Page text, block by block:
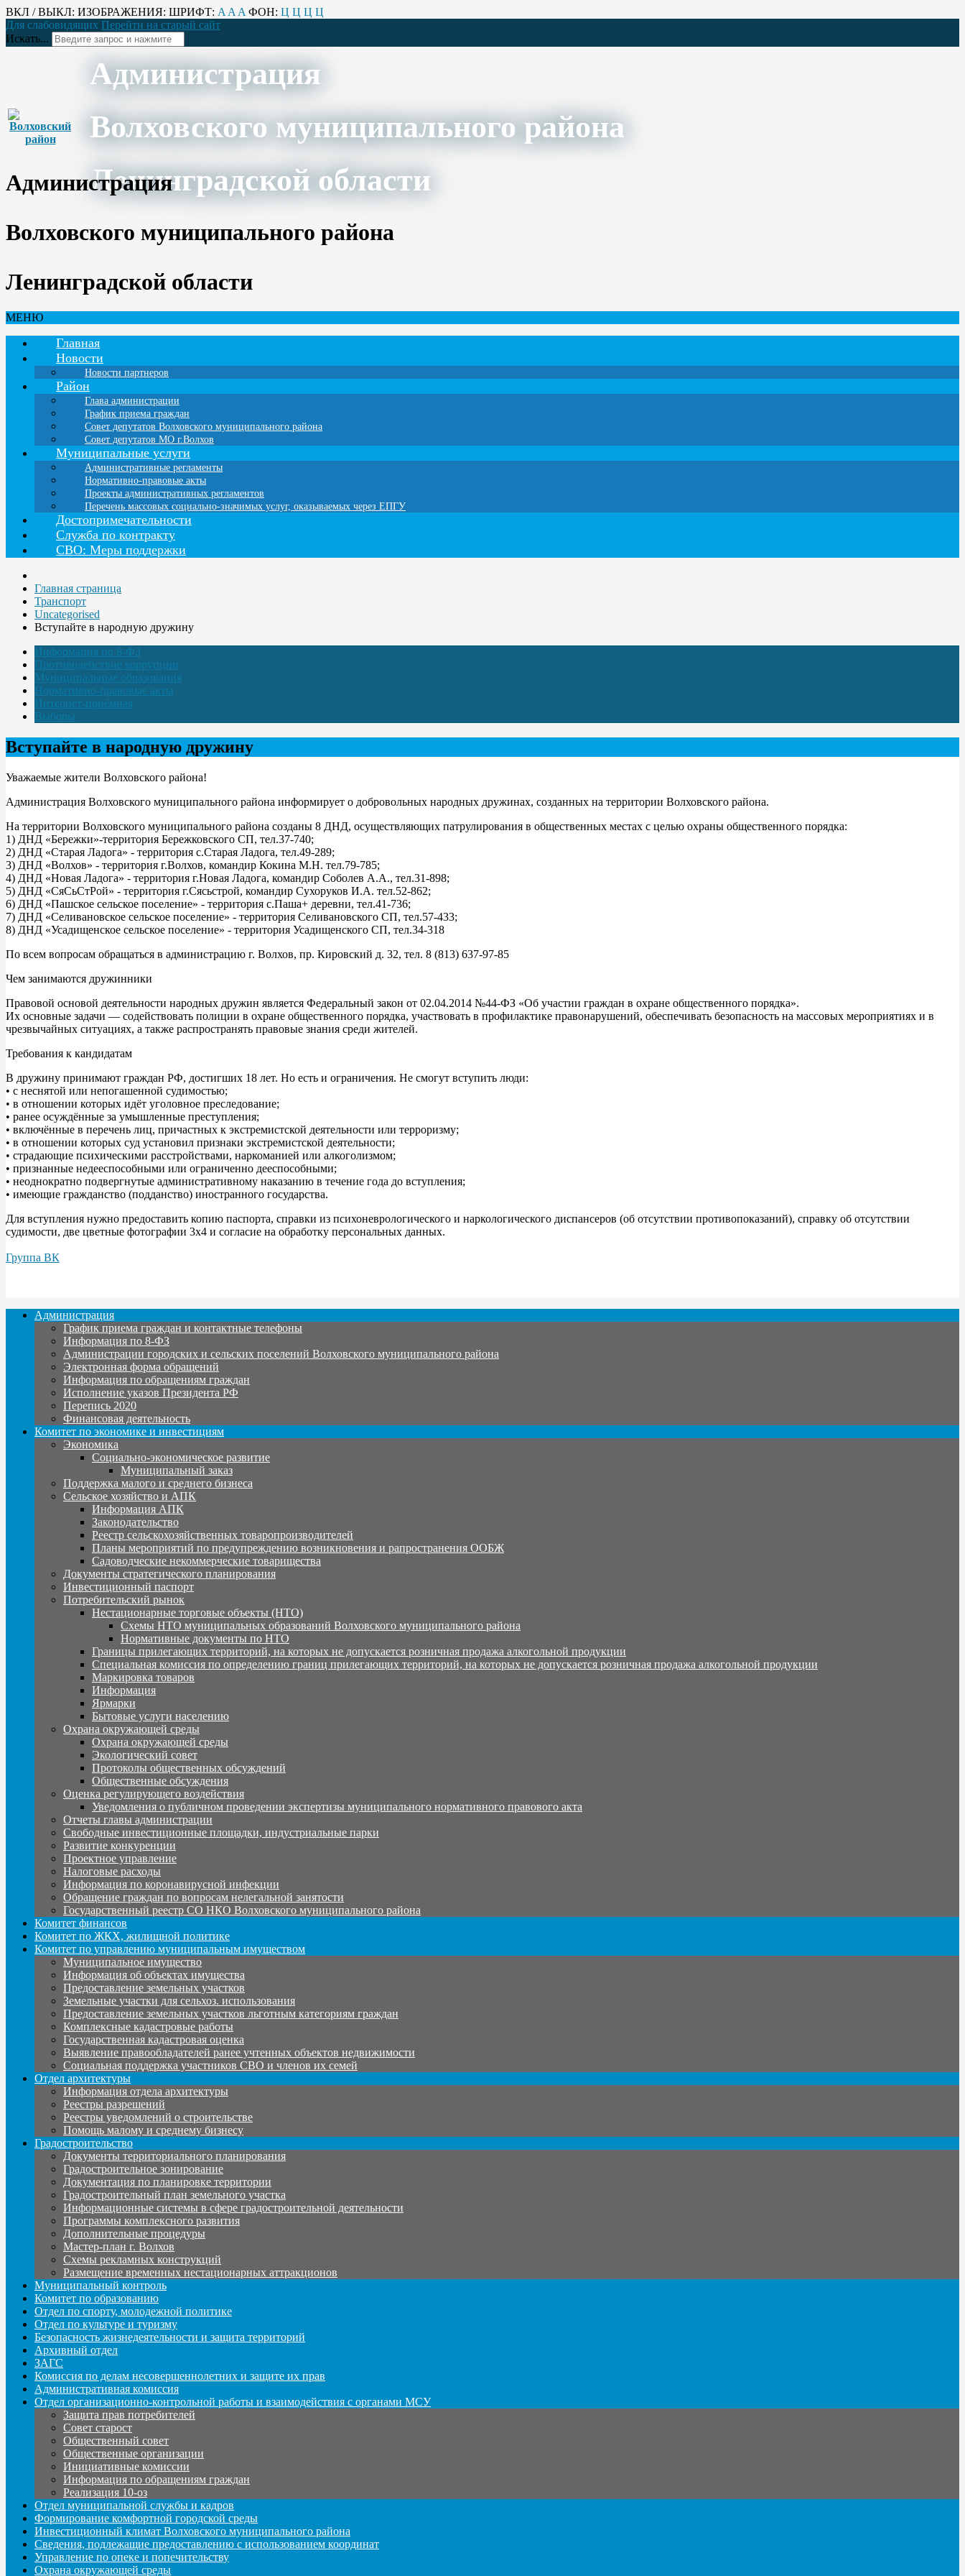
ВКЛ / ВЫКЛ: ИЗОБРАЖЕНИЯ: ШРИФТ: A A A ФОН: Ц Ц Ц Ц
Для слабовидящих Перейти на старый сайт
Искать...
Администрация
Волховского муниципального района
Ленинградской области
Администрация
Волховского муниципального района
Ленинградской области
МЕНЮ
Главная
Новости
Новости партнеров
Район
Глава администрации
График приема граждан
Совет депутатов Волховского муниципального района
Совет депутатов МО г.Волхов
Муниципальные услуги
Административные регламенты
Нормативно-правовые акты
Проекты административных регламентов
Перечень массовых социально-значимых услуг, оказываемых через ЕПГУ
Достопримечательности
Служба по контракту
СВО: Меры поддержки
Главная страница
Транспорт
Uncategorised
Вступайте в народную дружину
Информация по 8-ФЗ
Противодействие коррупции
Муниципальные образования
Нормативно-правовые акты
Интернет-приёмная
Выборы
Вступайте в народную дружину
Уважаемые жители Волховского района!
Администрация Волховского муниципального района информирует о добровольных народных дружинах, созданных на территории Волховского района.
На территории Волховского муниципального района созданы 8 ДНД, осуществляющих патрулирования в общественных местах с целью охраны общественного порядка:
1) ДНД «Бережки»-территория Бережковского СП, тел.37-740;
2) ДНД «Старая Ладога» - территория с.Старая Ладога, тел.49-289;
3) ДНД «Волхов» - территория г.Волхов, командир Кокина М.Н. тел.79-785;
4) ДНД «Новая Ладога» - территория г.Новая Ладога, командир Соболев А.А., тел.31-898;
5) ДНД «СяСьСтРой» - территория г.Сясьстрой, командир Сухоруков И.А. тел.52-862;
6) ДНД «Пашское сельское поселение» - территория с.Паша+ деревни, тел.41-736;
7) ДНД «Селивановское сельское поселение» - территория Селивановского СП, тел.57-433;
8) ДНД «Усадищенское сельское поселение» - территория Усадищенского СП, тел.34-318
По всем вопросам обращаться в администрацию г. Волхов, пр. Кировский д. 32, тел. 8 (813) 637-97-85
Чем занимаются дружинники
Правовой основой деятельности народных дружин является Федеральный закон от 02.04.2014 №44-ФЗ «Об участии граждан в охране общественного порядка».
Их основные задачи — содействовать полиции в охране общественного порядка, участвовать в профилактике правонарушений, обеспечивать безопасность на массовых мероприятиях и в
чрезвычайных ситуациях, а также распространять правовые знания среди жителей.
Требования к кандидатам
В дружину принимают граждан РФ, достигших 18 лет. Но есть и ограничения. Не смогут вступить люди:
• с неснятой или непогашенной судимостью;
• в отношении которых идёт уголовное преследование;
• ранее осуждённые за умышленные преступления;
• включённые в перечень лиц, причастных к экстремистской деятельности или терроризму;
• в отношении которых суд установил признаки экстремистской деятельности;
• страдающие психическими расстройствами, наркоманией или алкоголизмом;
• признанные недееспособными или ограниченно дееспособными;
• неоднократно подвергнутые административному наказанию в течение года до вступления;
• имеющие гражданство (подданство) иностранного государства.
Для вступления нужно предоставить копию паспорта, справки из психоневрологического и наркологического диспансеров (об отсутствии противопоказаний), справку об отсутствии
судимости, две цветные фотографии 3x4 и согласие на обработку персональных данных.
Группа ВК
Администрация
График приема граждан и контактные телефоны
Информация по 8-ФЗ
Администрации городских и сельских поселений Волховского муниципального района
Электронная форма обращений
Информация по обращениям граждан
Исполнение указов Президента РФ
Перепись 2020
Финансовая деятельность
Комитет по экономике и инвестициям
Экономика
Социально-экономическое развитие
Муниципальный заказ
Поддержка малого и среднего бизнеса
Сельское хозяйство и АПК
Информация АПК
Законодательство
Реестр сельскохозяйственных товаропроизводителей
Планы мероприятий по предупреждению возникновения и рапространения ООБЖ
Садоводческие некоммерческие товарищества
Документы стратегического планирования
Инвестиционный паспорт
Потребительский рынок
Нестационарные торговые объекты (НТО)
Схемы НТО муниципальных образований Волховского муниципального района
Нормативные документы по НТО
Границы прилегающих территорий, на которых не допускается розничная продажа алкогольной продукции
Специальная комиссия по определению границ прилегающих территорий, на которых не допускается розничная продажа алкогольной продукции
Маркировка товаров
Информация
Ярмарки
Бытовые услуги населению
Охрана окружающей среды
Охрана окружающей среды
Экологический совет
Протоколы общественных обсуждений
Общественные обсуждения
Оценка регулирующего воздействия
Уведомления о публичном проведении экспертизы муниципального нормативного правового акта
Отчеты главы администрации
Свободные инвестиционные площадки, индустриальные парки
Развитие конкуренции
Проектное управление
Налоговые расходы
Информация по коронавирусной инфекции
Обращение граждан по вопросам нелегальной занятости
Государственный реестр СО НКО Волховского муниципального района
Комитет финансов
Комитет по ЖКХ, жилищной политике
Комитет по управлению муниципальным имуществом
Муниципальное имущество
Информация об объектах имущества
Предоставление земельных участков
Земельные участки для сельхоз. использования
Предоставление земельных участков льготным категориям граждан
Комплексные кадастровые работы
Государственная кадастровая оценка
Выявление правообладателей ранее учтенных объектов недвижимости
Социальная поддержка участников СВО и членов их семей
Отдел архитектуры
Информация отдела архитектуры
Реестры разрешений
Реестры уведомлений о строительстве
Помощь малому и среднему бизнесу
Градостроительство
Документы территориального планирования
Градостроительное зонирование
Документация по планировке территории
Градостроительный план земельного участка
Информационные системы в сфере градостроительной деятельности
Программы комплексного развития
Дополнительные процедуры
Мастер-план г. Волхов
Схемы рекламных конструкций
Размещение временных нестационарных аттракционов
Муниципальный контроль
Комитет по образованию
Отдел по спорту, молодежной политике
Отдел по культуре и туризму
Безопасность жизнедеятельности и защита территорий
Архивный отдел
ЗАГС
Комиссия по делам несовершеннолетних и защите их прав
Административная комиссия
Отдел организационно-контрольной работы и взаимодействия с органами МСУ
Защита прав потребителей
Совет старост
Общественный совет
Общественные организации
Инициативные комиссии
Информация по обращениям граждан
Реализация 10-оз
Отдел муниципальной службы и кадров
Формирование комфортной городской среды
Инвестиционный климат Волховского муниципального района
Сведения, подлежащие предоставлению с использованием координат
Управление по опеке и попечительству
Охрана окружающей среды